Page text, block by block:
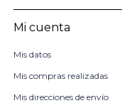
Mi cuenta
Mis datos
Mis compras realizadas
Mis direcciones de envío